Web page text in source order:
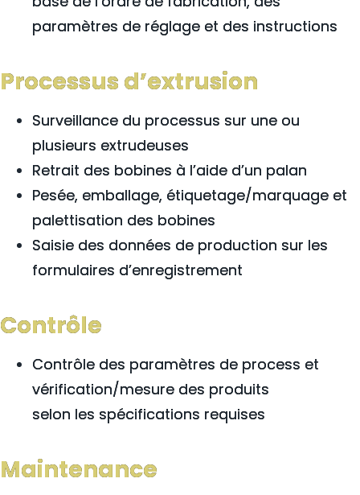
paramètres de réglage et des instructions
Processus d’extrusion
Surveillance du processus sur une ou
plusieurs extrudeuses
Retrait des bobines à l’aide d’un palan
Pesée, emballage, étiquetage/marquage et
palettisation des bobines
Saisie des données de production sur les
formulaires d’enregistrement
Contrôle
Contrôle des paramètres de process et
vérification/mesure des produits
selon les spécifications requises
Maintenance